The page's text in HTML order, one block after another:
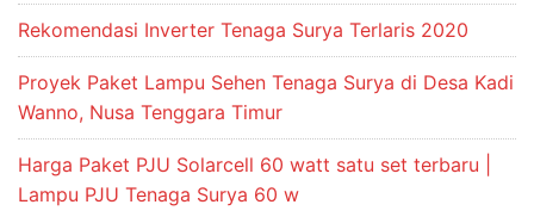
Rekomendasi Inverter Tenaga Surya Terlaris 2020
Proyek Paket Lampu Sehen Tenaga Surya di Desa Kadi
Wanno, Nusa Tenggara Timur
Harga Paket PJU Solarcell 60 watt satu set terbaru |
Lampu PJU Tenaga Surya 60 w